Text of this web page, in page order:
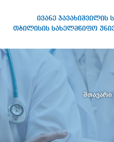
ივანე ჯავახიშვილის
თბილისის სახელმწიფო
მთავარი